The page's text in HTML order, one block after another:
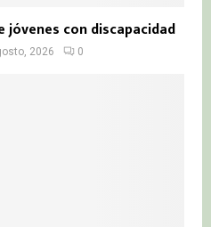
jóvenes con discapacidad
2026 0